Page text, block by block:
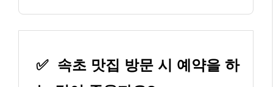
✅ 속초 맛집 방문 시 예약을 하